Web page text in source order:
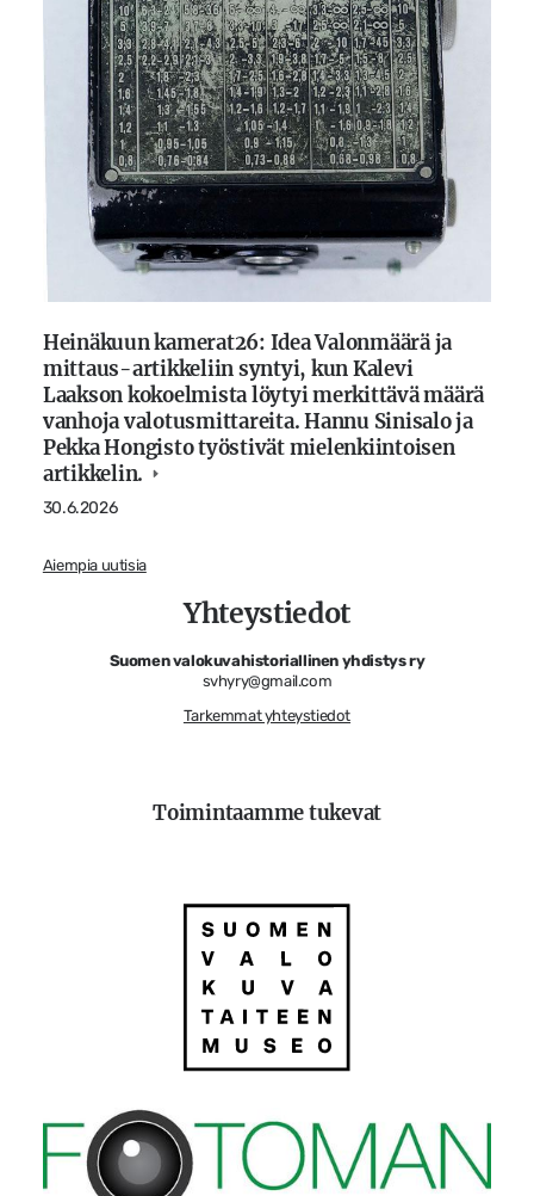
Heinäkuun kamerat26: Idea Valonmäärä ja
mittaus-artikkeliin syntyi, kun Kalevi
Laakson kokoelmista löytyi merkittävä määrä
vanhoja valotusmittareita. Hannu Sinisalo ja
Pekka Hongisto työstivät mielenkiintoisen
artikkelin.
30.6.2026
Aiempia uutisia
Yhteystiedot
Suomen valokuvahistoriallinen yhdistys ry
svhyry@gmail.com
Tarkemmat yhteystiedot
Toimintaamme tukevat